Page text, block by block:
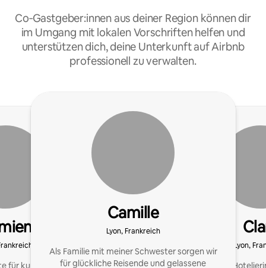
Co‑Gastgeber:innen aus deiner Region können dir
im Umgang mit lokalen Vorschriften helfen und
unterstützen dich, deine Unterkunft auf Airbnb
professionell zu verwalten.
für kurzfristige
Camille
Lyon, Frankreich
Als Familie mit meiner Schwester sorgen wir
für glückliche Reisende und gelassene
Lyon,
Ehemalige